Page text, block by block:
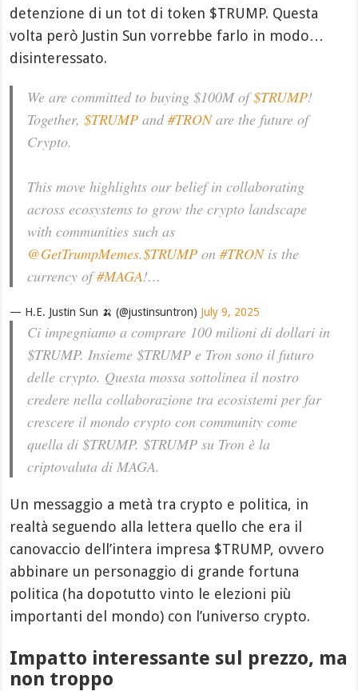
detenzione di un tot di token $TRUMP. Questa
volta però Justin Sun vorrebbe farlo in modo…
disinteressato.
We are committed to buying $100M of$TRUMP!
Together,$TRUMP and#TRONare the future of
Crypto.
This move highlights our belief in collaborating
across ecosystems to grow the crypto landscape
with communities such as
@GetTrumpMemes.$TRUMP on#TRONis the
currency of#MAGA!…
— H.E. Justin Sun 🍌 (@justinsuntron) July 9, 2025
Ci impegniamo a comprare 100 milioni di dollari in
$TRUMP. Insieme $TRUMP e Tron sono il futuro
delle crypto. Questa mossa sottolinea il nostro
credere nella collaborazione tra ecosistemi per far
crescere il mondo crypto con community come
quella di $TRUMP. $TRUMP su Tron è la
criptovaluta di MAGA.
Un messaggio a metà tra crypto e politica, in
realtà seguendo alla lettera quello che era il
canovaccio dell’intera impresa $TRUMP, ovvero
abbinare un personaggio di grande fortuna
politica (ha dopotutto vinto le elezioni più
importanti del mondo) con l’universo crypto.
Impatto interessante sul prezzo, ma
non troppo